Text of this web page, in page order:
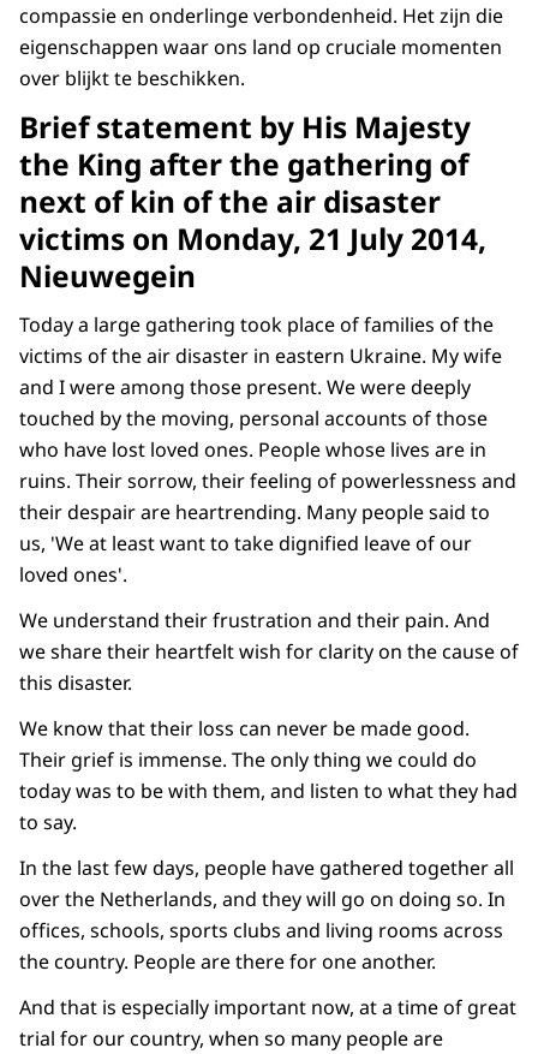
compassie en onderlinge verbondenheid. Het zijn die
eigenschappen waar ons land op cruciale momenten
over blijkt te beschikken.
Brief statement by His Majesty
the King after the gathering of
next of kin of the air disaster
victims on Monday, 21 July 2014,
Nieuwegein
Today a large gathering took place of families of the
victims of the air disaster in eastern Ukraine. My wife
and I were among those present. We were deeply
touched by the moving, personal accounts of those
who have lost loved ones. People whose lives are in
ruins. Their sorrow, their feeling of powerlessness and
their despair are heartrending. Many people said to
us, 'We at least want to take dignified leave of our
loved ones'.
We understand their frustration and their pain. And
we share their heartfelt wish for clarity on the cause of
this disaster.
We know that their loss can never be made good.
Their grief is immense. The only thing we could do
today was to be with them, and listen to what they had
to say.
In the last few days, people have gathered together all
over the Netherlands, and they will go on doing so. In
offices, schools, sports clubs and living rooms across
the country. People are there for one another.
And that is especially important now, at a time of great
trial for our country, when so many people are